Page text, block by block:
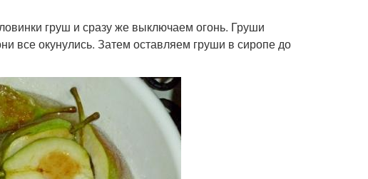
груш и сразу же выключаем огонь. Груши
все окунулись. Затем оставляем груши в сиропе до